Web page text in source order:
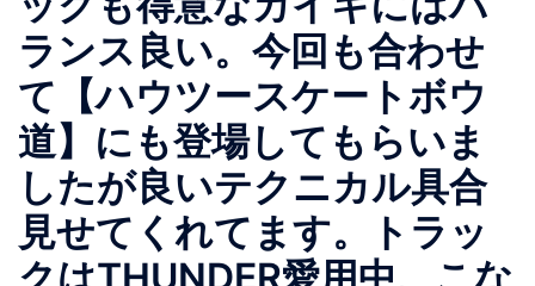
ランス良い。今回も合わせ
て【ハウツースケートボウ
道】にも登場してもらいま
したが良いテクニカル具合
見せてくれてます。トラッ